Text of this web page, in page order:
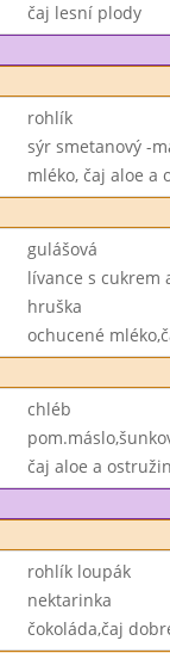
čaj lesní plody
rohlík
sýr smetanový -
mléko, čaj aloe a
gulášová
lívance s cukrem
hruška
ochucené
chléb
čaj aloe a
rohlík loupák
nektarinka
čokoláda,čaj